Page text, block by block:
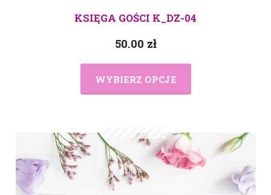
KSIĘGA GOŚCI K_DZ-04
50.00 zł
WYBIERZ OPCJE